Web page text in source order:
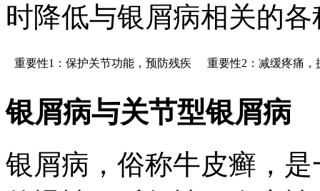
时降低与银屑病相关的
重要性1：保护关节功能，预防残疾 重要性2：减缓疼痛，
银屑病与关节型银屑病
银屑病，俗称牛皮癣，